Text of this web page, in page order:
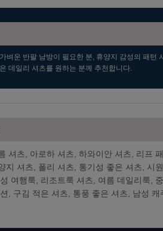
벼운 반팔 남방이 필요한 분, 휴양지 감성의 패턴
데일리 셔츠를 원하는 분께 추천합니다.
셔츠, 아로하 셔츠, 하와이안 셔츠, 리프
지 셔츠, 폴리 셔츠, 통기성 좋은 셔츠, 시
여행룩, 리조트룩 셔츠, 여름 데일리룩,
, 구김 적은 셔츠, 통풍 좋은 셔츠, 남성 캐